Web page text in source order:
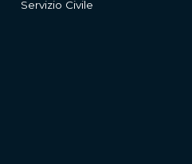
Servizio Civile